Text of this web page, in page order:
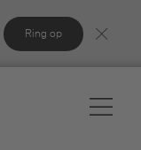
Ring op